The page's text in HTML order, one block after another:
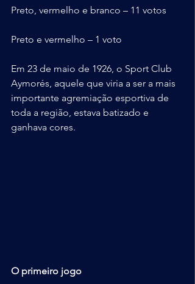
Preto, vermelho e branco – 11 votos
Preto e vermelho – 1 voto
Em 23 de maio de 1926, o Sport Club
Aymorés, aquele que viria a ser a mais
importante agremiação esportiva de
toda a região, estava batizado e
ganhava cores.
O primeiro jogo